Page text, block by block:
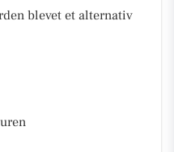
blevet et alternativ